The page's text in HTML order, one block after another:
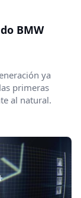
BMW
ya
primeras
al natural.